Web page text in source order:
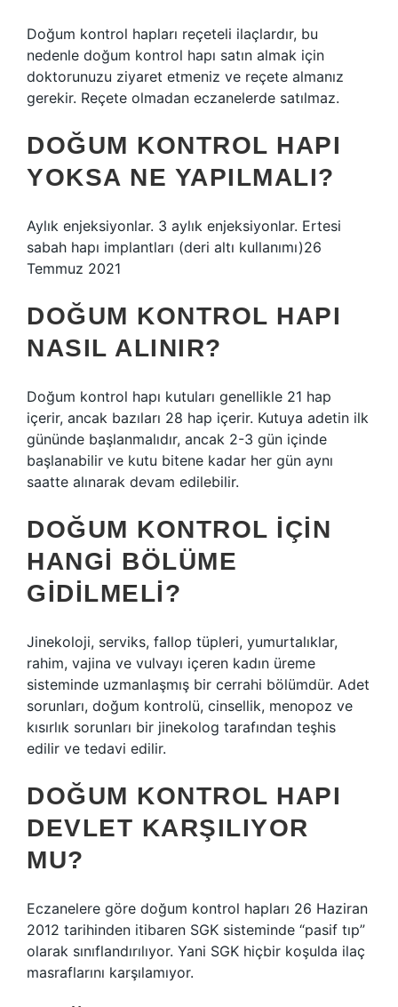
Doğum kontrol hapları reçeteli ilaçlardır, bu
nedenle doğum kontrol hapı satın almak için
doktorunuzu ziyaret etmeniz ve reçete almanız
gerekir. Reçete olmadan eczanelerde satılmaz.
DOĞUM KONTROL HAPI
YOKSA NE YAPILMALI?
Aylık enjeksiyonlar. 3 aylık enjeksiyonlar. Ertesi
sabah hapı implantları (deri altı kullanımı)26
Temmuz 2021
DOĞUM KONTROL HAPI
NASIL ALINIR?
Doğum kontrol hapı kutuları genellikle 21 hap
içerir, ancak bazıları 28 hap içerir. Kutuya adetin ilk
gününde başlanmalıdır, ancak 2-3 gün içinde
başlanabilir ve kutu bitene kadar her gün aynı
saatte alınarak devam edilebilir.
DOĞUM KONTROL IÇIN
HANGI BÖLÜME
GIDILMELI?
Jinekoloji, serviks, fallop tüpleri, yumurtalıklar,
rahim, vajina ve vulvayı içeren kadın üreme
sisteminde uzmanlaşmış bir cerrahi bölümdür. Adet
sorunları, doğum kontrolü, cinsellik, menopoz ve
kısırlık sorunları bir jinekolog tarafından teşhis
edilir ve tedavi edilir.
DOĞUM KONTROL HAPI
DEVLET KARŞILIYOR
MU?
Eczanelere göre doğum kontrol hapları 26 Haziran
2012 tarihinden itibaren SGK sisteminde “pasif tıp”
olarak sınıflandırılıyor. Yani SGK hiçbir koşulda ilaç
masraflarını karşılamıyor.